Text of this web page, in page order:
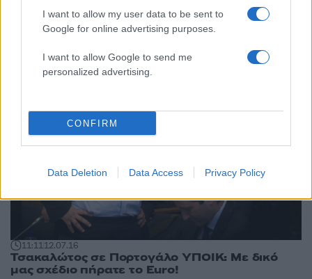
I want to allow my user data to be sent to
Google for online advertising purposes.
I want to allow Google to send me
personalized advertising.
CONFIRM
Data Deletion Data Access Privacy Policy
11:1112.07.16
Τσακαλώτος σε Πορτογάλο ΥΠΟΙΚ: Με δικό
μας σχέδιο πήρατε το Euro!